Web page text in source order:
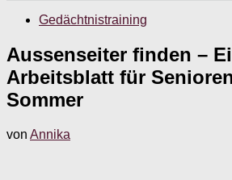
Gedächtnistraining
Aussenseiter finden –
Arbeitsblatt für
Sommer
von Annika